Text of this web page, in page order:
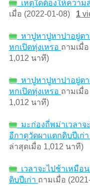
เหตุใดต้องให้ความ
เมื่อ (2022-01-08) 1
หาปูหาปูหาปาอยู่ตา
หกเปิดทุ่งเหรอ ถามเมื่
1,012 นาที)
หาปูหาปูหาปาอยู่ตา
หกเปิดทุ่งเหรอ ถามเมื่
1,012 นาที)
มะก่องถี่พม่าเวลาจ
อีกาดูวัดผาแตกดิบปีเก่า
ล่าสุดเมื่อ 1,012 นาที)
เวลาจะไปช้าเหมือ
ดิบปีเก่า ถามเมื่อ